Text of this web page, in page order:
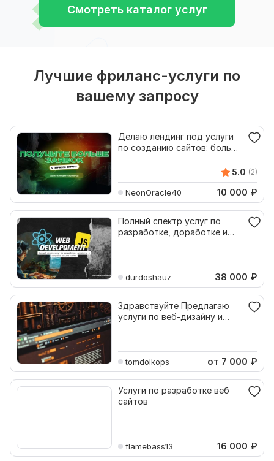
Смотреть каталог услуг
Лучшие фриланс-услуги по
вашему запросу
Делаю лендинг под услуги
по созданию сайтов: больше
5.0 (2)
NeonOracle40 10 000 ₽
Полный спектр услуг по
разработке, доработке и
durdoshauz 38 000 ₽
Здравствуйте Предлагаю
услуги по веб-дизайну и
tomdolkops от 7 000 ₽
Услуги по разработке веб
сайтов
flamebass13 16 000 ₽